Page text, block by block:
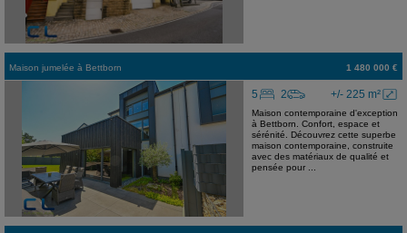
Maison jumelée à Bettborn 1 480 000 €
+/- 225 m²
5 2
Maison contemporaine d'exception
à Bettborn. Confort, espace et
sérénité. Découvrez cette superbe
maison contemporaine, construite
avec des matériaux de qualité et
pensée pour ...